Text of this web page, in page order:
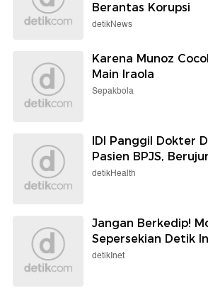
Berantas Korupsi
detikNews
Karena Munoz
Main Iraola
Sepakbola
IDI Panggil Dokter
Pasien BPJS,
detikHealth
Jangan Berkedip!
Sepersekian Detik
detikInet